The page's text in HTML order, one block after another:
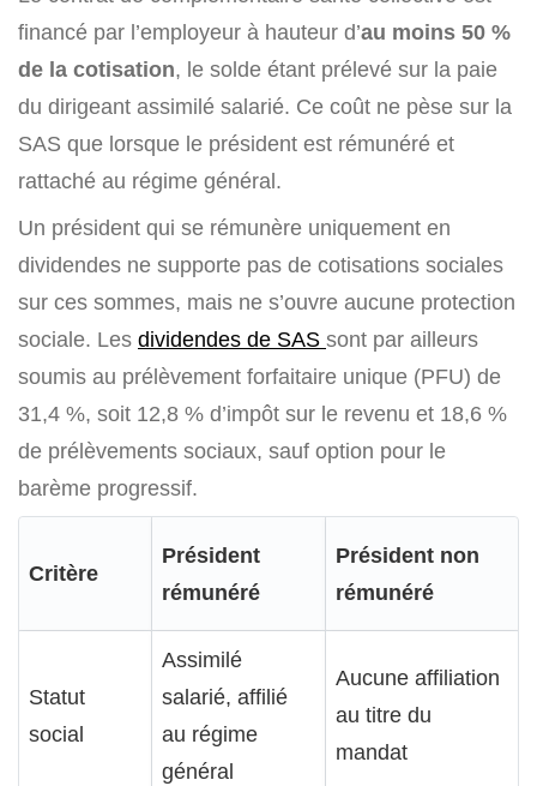
financé par l’employeur à hauteur d’au moins 50 %
de la cotisation, le solde étant prélevé sur la paie
du dirigeant assimilé salarié. Ce coût ne pèse sur la
SAS que lorsque le président est rémunéré et
rattaché au régime général.
Un président qui se rémunère uniquement en
dividendes ne supporte pas de cotisations sociales
sur ces sommes, mais ne s’ouvre aucune protection
sociale. Les dividendes de SAS sont par ailleurs
soumis au prélèvement forfaitaire unique (PFU) de
31,4 %, soit 12,8 % d’impôt sur le revenu et 18,6 %
de prélèvements sociaux, sauf option pour le
barème progressif.
Critère
Président
rémunéré
Président non
rémunéré
Statut
social
Assimilé
salarié, affilié
au régime
général
Aucune affiliation
au titre du
mandat